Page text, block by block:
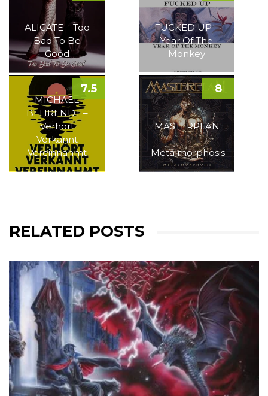
ALICATE – Too
Bad To Be
Good
FUCKED UP –
Year Of The
Monkey
MICHAEL
BEHRENDT –
Verhört
Verkannt
Vereinnahmt
7.5
MASTERPLAN
–
Metalmorphosis
8
RELATED POSTS